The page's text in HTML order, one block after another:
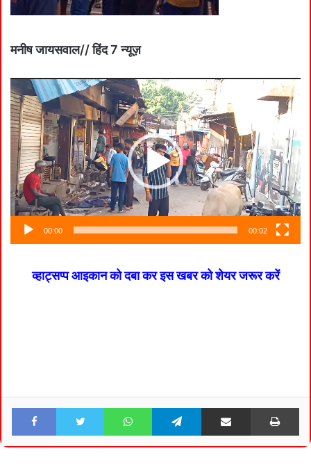
मनीष जायसवाल// हिंद 7 न्यूज़
Video
Player
00:00 00:02
व्हाट्सप्प आइकान को दबा कर इस खबर को शेयर जरूर करें
Facebook Twitter WhatsApp Telegram Share via Email